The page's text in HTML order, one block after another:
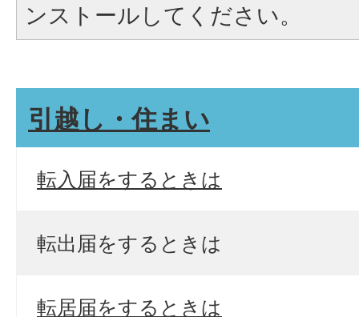
ンストールしてください。
引越し・住まい
転入届をするときは
転出届をするときは
転居届をするときは